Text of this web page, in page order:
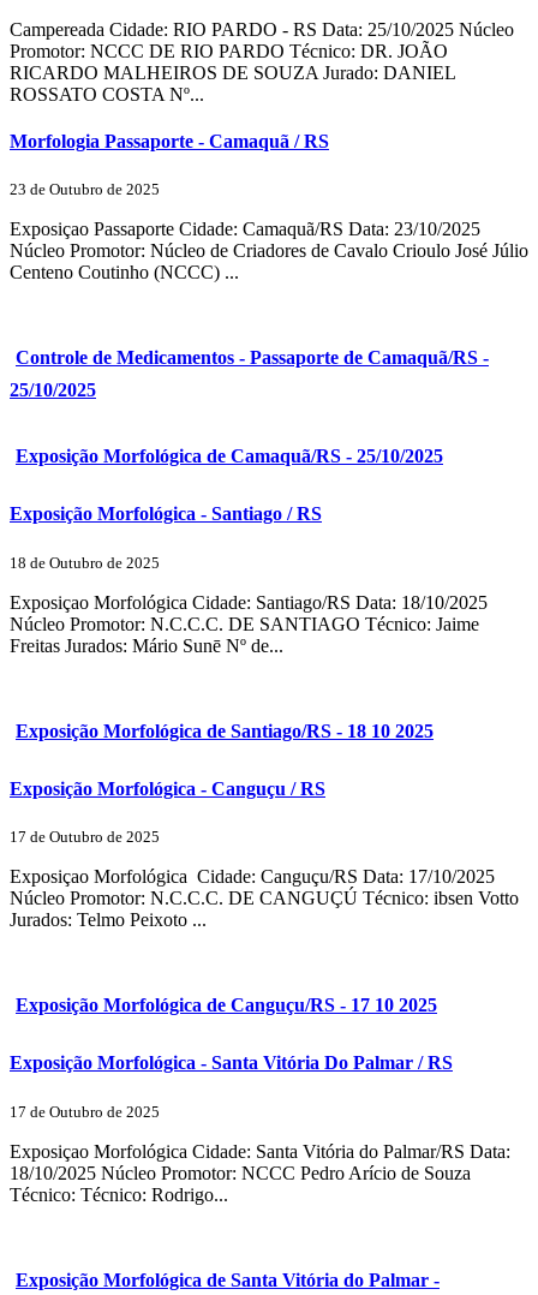
Campereada Cidade: RIO PARDO - RS Data: 25/10/2025 Núcleo
Promotor: NCCC DE RIO PARDO Técnico: DR. JOÃO
RICARDO MALHEIROS DE SOUZA Jurado: DANIEL
ROSSATO COSTA Nº...
Morfologia Passaporte - Camaquã / RS
23 de Outubro de 2025
Exposiçao Passaporte Cidade: Camaquã/RS Data: 23/10/2025
Núcleo Promotor: Núcleo de Criadores de Cavalo Crioulo José Júlio
Centeno Coutinho (NCCC) ...
Controle de Medicamentos - Passaporte de Camaquã/RS -
25/10/2025
Exposição Morfológica de Camaquã/RS - 25/10/2025
Exposição Morfológica - Santiago / RS
18 de Outubro de 2025
Exposiçao Morfológica Cidade: Santiago/RS Data: 18/10/2025
Núcleo Promotor: N.C.C.C. DE SANTIAGO Técnico: Jaime
Freitas Jurados: Mário Sunē Nº de...
Exposição Morfológica de Santiago/RS - 18 10 2025
Exposição Morfológica - Canguçu / RS
17 de Outubro de 2025
Exposiçao Morfológica Cidade: Canguçu/RS Data: 17/10/2025
Núcleo Promotor: N.C.C.C. DE CANGUÇÚ Técnico: ibsen Votto
Jurados: Telmo Peixoto ...
Exposição Morfológica de Canguçu/RS - 17 10 2025
Exposição Morfológica - Santa Vitória Do Palmar / RS
17 de Outubro de 2025
Exposiçao Morfológica Cidade: Santa Vitória do Palmar/RS Data:
18/10/2025 Núcleo Promotor: NCCC Pedro Arício de Souza
Técnico: Técnico: Rodrigo...
Exposição Morfológica de Santa Vitória do Palmar -